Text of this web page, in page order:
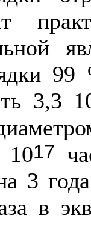
3,3
17
3
в